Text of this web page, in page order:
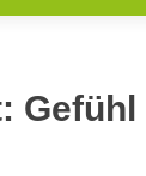
Gefühl